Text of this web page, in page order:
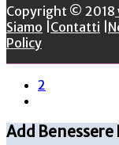
Copyright © 2018
Siamo Contatti
Policy
2
Add